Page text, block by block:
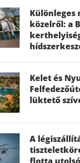
közelről: a
Kelet és
lüktető
A